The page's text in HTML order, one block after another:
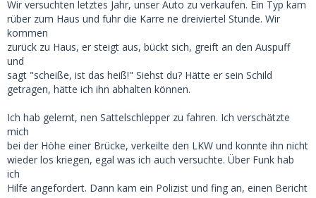
Wir versuchten letztes Jahr, unser Auto zu verkaufen. Ein Typ kam
rüber zum Haus und fuhr die Karre ne dreiviertel Stunde. Wir
kommen
zurück zu Haus, er steigt aus, bückt sich, greift an den Auspuff
und
sagt "scheiße, ist das heiß!" Siehst du? Hätte er sein Schild
getragen, hätte ich ihn abhalten können.
Ich hab gelernt, nen Sattelschlepper zu fahren. Ich verschätzte
mich
bei der Höhe einer Brücke, verkeilte den LKW und konnte ihn nicht
wieder los kriegen, egal was ich auch versuchte. Über Funk hab
ich
Hilfe angefordert. Dann kam ein Polizist und fing an, einen Bericht